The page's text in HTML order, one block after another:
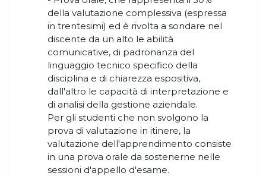
della valutazione complessiva (espressa
in trentesimi) ed è rivolta a sondare nel
discente da un alto le abilità
comunicative, di padronanza del
linguaggio tecnico specifico della
disciplina e di chiarezza espositiva,
dall'altro le capacità di interpretazione e
di analisi della gestione aziendale.
Per gli studenti che non svolgono la
prova di valutazione in itinere, la
valutazione dell'apprendimento consiste
in una prova orale da sostenerne nelle
sessioni d'appello d'esame.